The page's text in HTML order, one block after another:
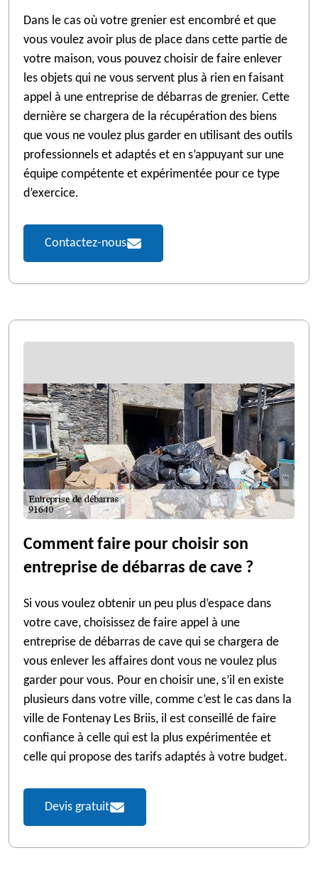
Dans le cas où votre grenier est encombré et que
vous voulez avoir plus de place dans cette partie de
votre maison, vous pouvez choisir de faire enlever
les objets qui ne vous servent plus à rien en faisant
appel à une entreprise de débarras de grenier. Cette
dernière se chargera de la récupération des biens
que vous ne voulez plus garder en utilisant des outils
professionnels et adaptés et en s’appuyant sur une
équipe compétente et expérimentée pour ce type
d’exercice.
Contactez-nous
Comment faire pour choisir son
entreprise de débarras de cave ?
Si vous voulez obtenir un peu plus d’espace dans
votre cave, choisissez de faire appel à une
entreprise de débarras de cave qui se chargera de
vous enlever les affaires dont vous ne voulez plus
garder pour vous. Pour en choisir une, s’il en existe
plusieurs dans votre ville, comme c’est le cas dans la
ville de Fontenay Les Briis, il est conseillé de faire
confiance à celle qui est la plus expérimentée et
celle qui propose des tarifs adaptés à votre budget.
Devis gratuit